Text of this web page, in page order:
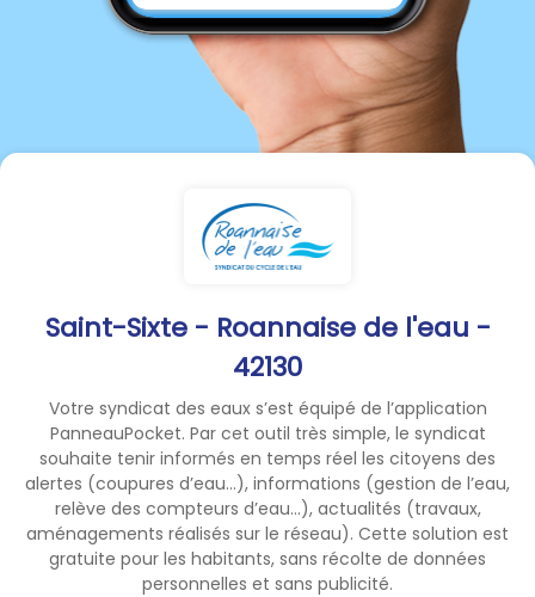
Saint-Sixte - Roannaise de l'eau -
42130
Votre syndicat des eaux s’est équipé de l’application
PanneauPocket. Par cet outil très simple, le syndicat
souhaite tenir informés en temps réel les citoyens des
alertes (coupures d’eau...), informations (gestion de l’eau,
relève des compteurs d’eau...), actualités (travaux,
aménagements réalisés sur le réseau). Cette solution est
gratuite pour les habitants, sans récolte de données
personnelles et sans publicité.
👉️rendez-vous sur
vigieau.gouv.fr
Accéder aux infos Préfectures
42 :www.loire.gouv.fr
www.rhone.gouv.fr
71 :www.saone-et-loire.gouv.fr